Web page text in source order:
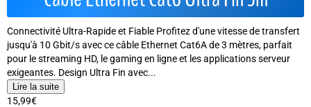
Connectivité Ultra-Rapide et Fiable Profitez d'une vitesse de transfert
jusqu'à 10 Gbit/s avec ce câble Ethernet Cat6A de 3 mètres, parfait
pour le streaming HD, le gaming en ligne et les applications serveur
exigeantes. Design Ultra Fin avec...
Lire la suite
15,99€